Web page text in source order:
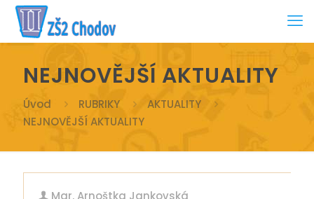
NEJNOVĚJŠÍ AKTUALITY
Úvod RUBRIKY
AKTUALITY
NEJNOVĚJŠÍ AKTUALITY
Mgr. Arnoštka Jankovská